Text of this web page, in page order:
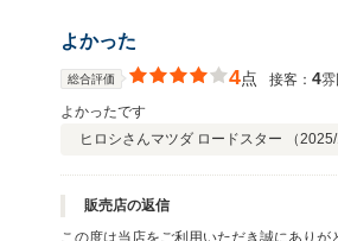
よかった
総合評価 4点 接客： 4雰
よかったです
ヒロシさんマツダ ロードスター （
販売店の返信
この度は当店をご利用いただき誠にありが